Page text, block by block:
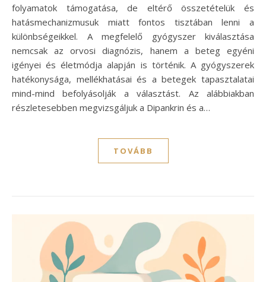
folyamatok támogatása, de eltérő összetételük és
hatásmechanizmusuk miatt fontos tisztában lenni a
különbségeikkel. A megfelelő gyógyszer kiválasztása
nemcsak az orvosi diagnózis, hanem a beteg egyéni
igényei és életmódja alapján is történik. A gyógyszerek
hatékonysága, mellékhatásai és a betegek tapasztalatai
mind-mind befolyásolják a választást. Az alábbiakban
részletesebben megvizsgáljuk a Dipankrin és a…
TOVÁBB